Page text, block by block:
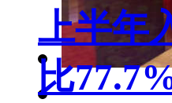
上半年
比